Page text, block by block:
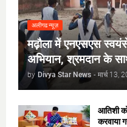
अलीगढ न्यूज़
मढ़ौला में एनएसएस
अभियान, श्रमदान के
by Divya Star News - मार्च 13,
आतिशी
करवाया